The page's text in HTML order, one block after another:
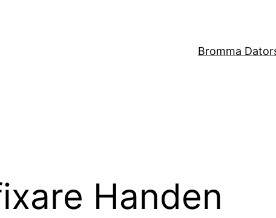
Bromma
Handen